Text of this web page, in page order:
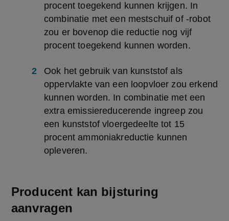
procent toegekend kunnen krijgen. In
combinatie met een mestschuif of -robot
zou er bovenop die reductie nog vijf
procent toegekend kunnen worden.
Ook het gebruik van kunststof als
oppervlakte van een loopvloer zou erkend
kunnen worden. In combinatie met een
extra emissiereducerende ingreep zou
een kunststof vloergedeelte tot 15
procent ammoniakreductie kunnen
opleveren.
Producent kan bijsturing
aanvragen